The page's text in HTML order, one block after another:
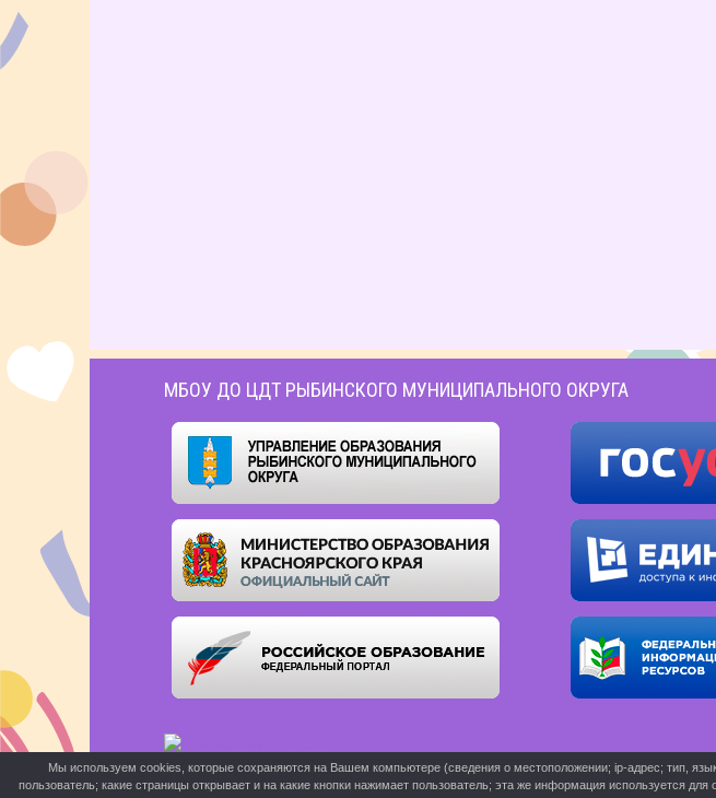
МБОУ ДО ЦДТ РЫБИНСКОГО МУНИЦИПАЛЬНОГО ОКРУГА
Мы используем cookies, которые сохраняются на Вашем компьютере (сведения о местоположении; ip-адрес; тип,
пользователь; какие страницы открывает и на какие кнопки нажимает пользователь; эта же информация используется